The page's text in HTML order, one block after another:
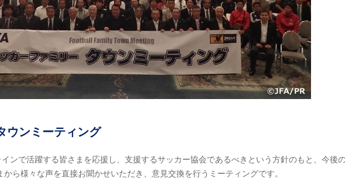
ウンミーティング
ンで活躍する皆さまを応援し、支援するサッカー協会であるべきという方針のもと、今後
ら様々な声を直接お聞かせいただき、意見交換を行うミーティングです。